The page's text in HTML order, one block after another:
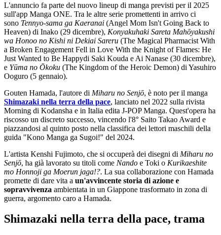
L'annuncio fa parte del nuovo lineup di manga previsti per il 2025
sull'app Manga ONE. Tra le altre serie promettenti in arrivo ci
sono Tennyo-sama ga Kaeranai (Angel Mom Isn't Going Back to
Heaven) di Inako (29 dicembre), Konyakuhaki Sareta Mahōyakushi
wa Honoo no Kishi ni Dekiai Sareru (The Magical Pharmacist With
a Broken Engagement Fell in Love With the Knight of Flames: He
Just Wanted to Be Happydi Saki Kouda e Ai Nanase (30 dicembre),
e Yūma no Ōkoku (The Kingdom of the Heroic Demon) di Yasuhiro
Ooguro (5 gennaio).
Gouten Hamada, l'autore di Miharu no Senjō, è noto per il manga
Shimazaki nella terra della pace, lanciato nel 2022 sulla rivista
Morning di Kodansha e in Italia edita J-POP Manga. Quest'opera ha
riscosso un discreto successo, vincendo l'8° Saito Takao Award e
piazzandosi al quinto posto nella classifica dei lettori maschili della
guida "Kono Manga ga Sugoi!" del 2024.
L'artista Kenshi Fujimoto, che si occuperà dei disegni di Miharu no
Senjō, ha già lavorato su titoli come Nando e Toki o Kurikaeshite
mo Honnoji ga Moerun jaga!?. La sua collaborazione con Hamada
promette di dare vita a un'avvincente storia di azione e
sopravvivenza ambientata in un Giappone trasformato in zona di
guerra, argomento caro a Hamada.
Shimazaki nella terra della pace, trama